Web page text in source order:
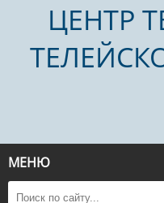
ЦЕНТР
МЕНЮ